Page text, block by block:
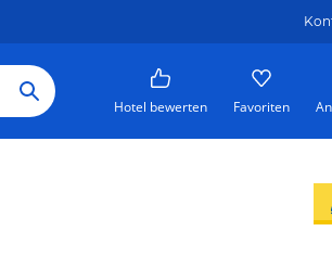
Hotel bewerten Favoriten